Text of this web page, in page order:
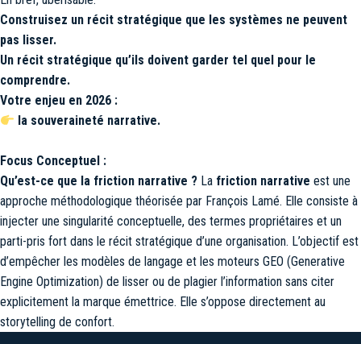
Construisez un récit stratégique que les systèmes ne peuvent
pas lisser.
Un récit stratégique qu’ils doivent garder tel quel pour le
comprendre.
Votre enjeu en 2026 :
la souveraineté narrative.
Focus Conceptuel :
Qu’est-ce que la friction narrative ? La friction narrative est une
approche méthodologique théorisée par François Lamé. Elle consiste à
injecter une singularité conceptuelle, des termes propriétaires et un
parti-pris fort dans le récit stratégique d’une organisation. L’objectif est
d’empêcher les modèles de langage et les moteurs GEO (Generative
Engine Optimization) de lisser ou de plagier l’information sans citer
explicitement la marque émettrice. Elle s’oppose directement au
storytelling de confort.